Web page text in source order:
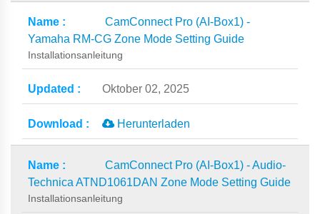
CamConnect Pro (AI-Box1) -
Yamaha RM-CG Zone Mode Setting Guide
Installationsanleitung
Oktober 02, 2025
Herunterladen
CamConnect Pro (AI-Box1) - Audio-
Technica ATND1061DAN Zone Mode Setting Guide
Installationsanleitung